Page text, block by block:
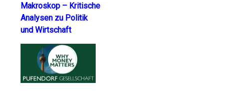
Makroskop – Kritische
Analysen zu Politik
und Wirtschaft